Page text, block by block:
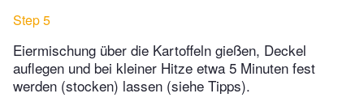
Step 5
Eiermischung über die Kartoffeln gießen, Deckel
auflegen und bei kleiner Hitze etwa 5 Minuten fest
werden (stocken) lassen (siehe Tipps).